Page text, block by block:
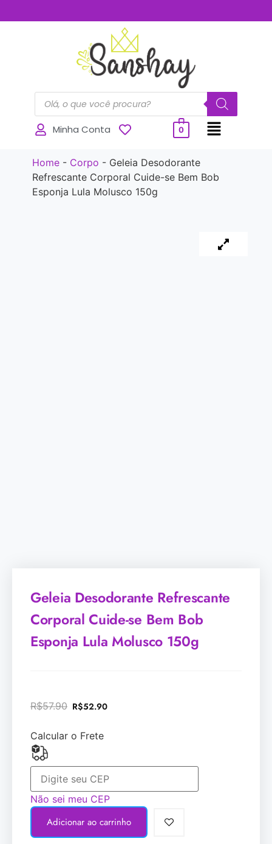
Minha Conta 0
Home- Corpo - Geleia Desodorante
Refrescante Corporal Cuide-se Bem Bob
Esponja Lula Molusco 150g
Geleia Desodorante Refrescante
Corporal Cuide-se Bem Bob
Esponja Lula Molusco 150g
R$57.90 R$52.90
Calcular o Frete
Não sei meu CEP
Adicionar ao carrinho